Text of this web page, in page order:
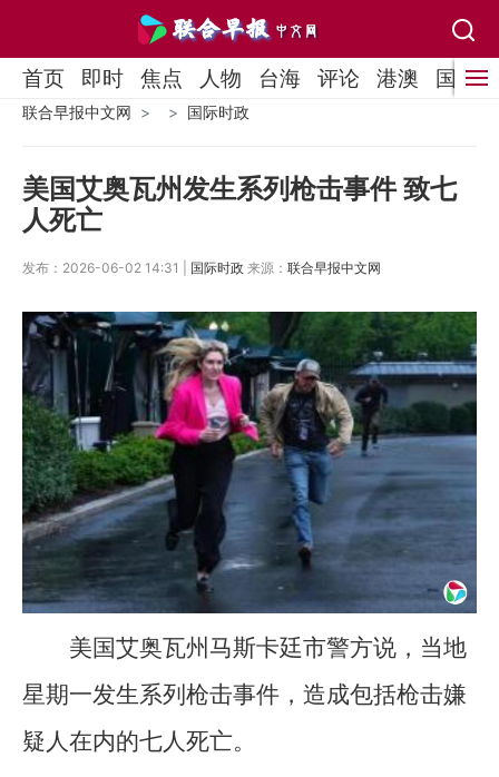
首页 即时 焦点 人物 台海 评论 港澳 国际
联合早报中文网 国际时政
美国艾奥瓦州发生系列枪击事件 致七
人死亡
发布：2026-06-02 14:31 | 国际时政 来源： 联合早报中文网
美国艾奥瓦州马斯卡廷市警方说，当地
星期一发生系列枪击事件，造成包括枪击嫌
疑人在内的七人死亡。